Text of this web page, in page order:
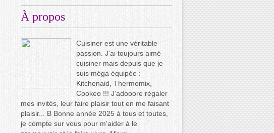
À propos
Cuisiner est une véritable
passion. J'ai toujours aimé
cuisiner mais depuis que je
suis méga équipée :
Kitchenaid, Thermomix,
Cookeo !!! J’adooore régaler
mes invités, leur faire plaisir tout en me faisant
plaisir... B Bonne année 2025 à tous et toutes,
je compte sur vous pour m'aider à le